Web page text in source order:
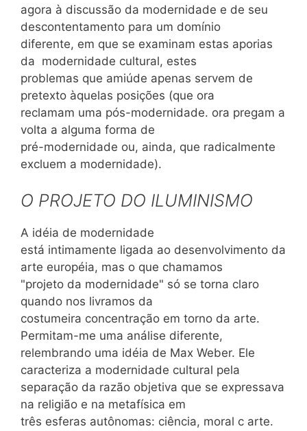
agora à discussão da modernidade e de seu
descontentamento para um domínio
diferente, em que se examinam estas aporias
da modernidade cultural, estes
problemas que amiúde apenas servem de
pretexto àquelas posições (que ora
reclamam uma pós-modernidade. ora pregam a
volta a alguma forma de
pré-modernidade ou, ainda, que radicalmente
excluem a modernidade).
O PROJETO DO ILUMINISMO
A idéia de modernidade
está intimamente ligada ao desenvolvimento da
arte européia, mas o que chamamos
"projeto da modernidade" só se torna claro
quando nos livramos da
costumeira concentração em torno da arte.
Permitam-me uma análise diferente,
relembrando uma idéia de Max Weber. Ele
caracteriza a modernidade cultural pela
separação da razão objetiva que se expressava
na religião e na metafísica em
três esferas autônomas: ciência, moral c arte.